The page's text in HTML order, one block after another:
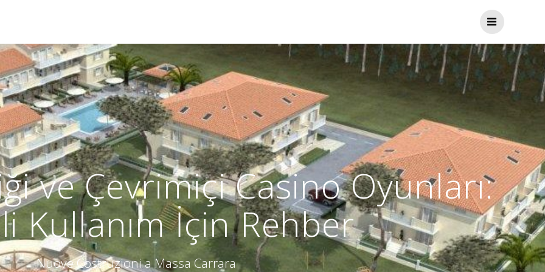
ve Çevrimiçi Casino Oyunları:
Kullanım İçin Rehber
Nuove Costruzioni a Massa Carrara